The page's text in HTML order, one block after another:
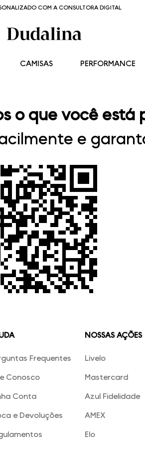
COM A CONSULTORA DIGITAL
CAMISAS PERFORMANCE
o que você está
e
Frequentes
Conosco
Conta
e Devoluções
NOSSAS AÇÕES
Livelo
Mastercard
Azul Fidelidade
AMEX
Elo